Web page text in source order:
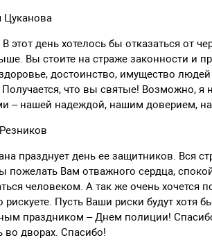
Цуканова
этот день хотелось бы отказаться от
Вы стоите на страже законности и
достоинство, имущество
что вы святые! Возможно, я
– нашей надеждой, нашим доверием,
празднует день ее защитников. Вся
пожелать Вам отважного сердца,
человеком. А так же очень
рискуете. Пусть Ваши риски будут
праздником – Днем полиции!
во дворах. Спасибо!